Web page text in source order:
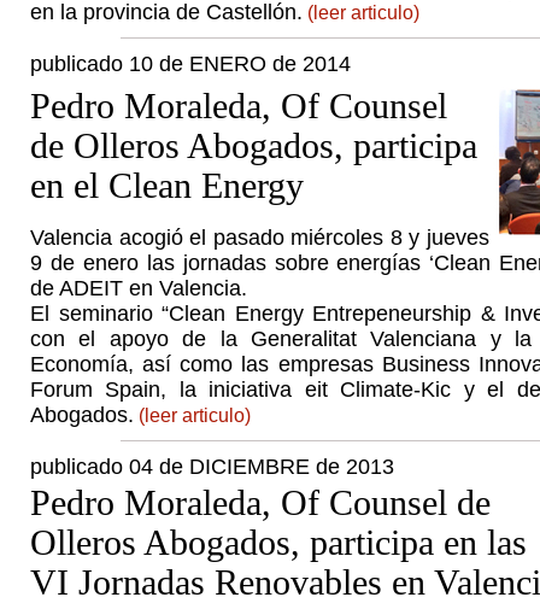
en la provincia de Castellón. (leer articulo)
publicado 10 de ENERO de 2014
Pedro Moraleda, Of Counsel
de Olleros Abogados, participa
en el Clean Energy
Valencia acogió el pasado miércoles 8 y jueves
9 de enero las jornadas sobre energías ‘Clean
de ADEIT en Valencia.
El seminario “Clean Energy Entrepeneurship &
con el apoyo de la Generalitat Valenciana y la
Economía, así como las empresas Business
Forum Spain, la iniciativa eit Climate-Kic y el
Abogados. (leer articulo)
publicado 04 de DICIEMBRE de 2013
Pedro Moraleda, Of Counsel de
Olleros Abogados, participa en las
VI Jornadas Renovables en